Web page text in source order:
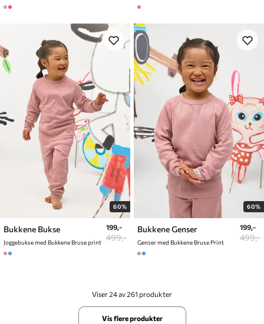
60%
Bukkene Bukse
Joggebukse med Bukkene Bruse print
199,-
499,-
60%
Bukkene Genser
Genser med Bukkene Bruse Print
199,-
499,-
Viser 24 av 261 produkter
Vis flere produkter